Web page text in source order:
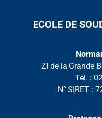
ECOLE DE
ZI de la Grande
Tél. :
N° SIRET :